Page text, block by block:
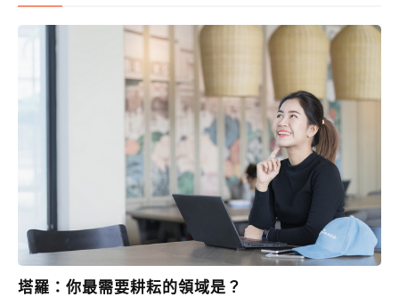
塔羅：你最需要耕耘的領域是？